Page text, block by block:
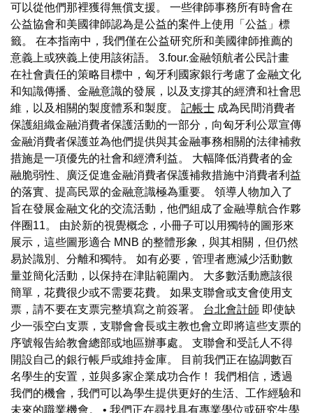
可以從他們那裡獲得無償支援。 一些律師事務所有時會在
公益協會和美國律師認為是公益的案件上使用「公益」標
籤。 在本指南中，我們僅在公益研究所和美國律師推薦的
意義上或狹義上使用該術語。 3.four.金融領航者公民計畫
在社會責任的策略目標中，匈牙利國家銀行考慮了金融文化
和知識傳播、金融意識的發展，以及支撐其的經濟和社會思
維，以及相關的製度體系和製度。 記帳士 成為民間消費者
保護組織金融消費者保護活動的一部分，向匈牙利公眾宣傳
金融消費者保護並為他們提供與其金融事務相關的法律補救
措施是一項優先的社會和經濟利益。 大幅降低消費者的金
融脆弱性、廣泛促進金融消費者保護補救措施中消費者利益
的落實、提高民眾的金融意識極為重要。 領導人物加入了
旨在發展金融文化的交流活動，他們組成了金融導航合作夥
伴圈11。 由於新的視覺概念，小冊子可以用獨特的圖形來
展示，這些圖形適合 MNB 的整體形象，與其相關，但仍然
易於識別、分離和獨特。 如有必要，管理者應減少活動數
量並簡化活動，以保持在津貼範圍內。 大多數活動應該很
簡單，花費很少或不需要花費。 如果支聯會或支會使用支
票，請不要在支票完整填寫之前簽署。 台北會計師 即使缺
少一張空白支票，支聯會會長或主教也會立即將這些支票的
序號報告給教會總部或地區辦事處。 支聯會和受託人不得
開設自己的銀行帳戶或維持金庫。 目前我們正在協調數百
名學生的安置，並與多家企業成功合作！ 我們相信，透過
我們的機會，我們可以為學生提供更好的生活、工作經驗和
未來的職業機會。 • 我們正在尋找具有專業學位或研究生學